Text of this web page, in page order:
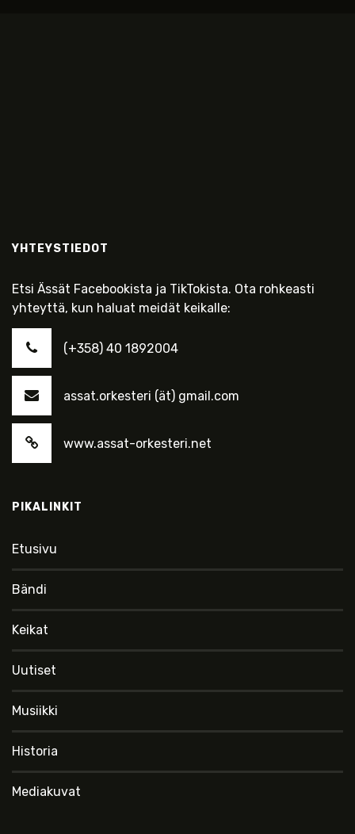
YHTEYSTIEDOT
Etsi Ässät Facebookista ja TikTokista. Ota rohkeasti
yhteyttä, kun haluat meidät keikalle:
(+358) 40 1892004
assat.orkesteri (ät) gmail.com
www.assat-orkesteri.net
PIKALINKIT
Etusivu
Bändi
Keikat
Uutiset
Musiikki
Historia
Mediakuvat